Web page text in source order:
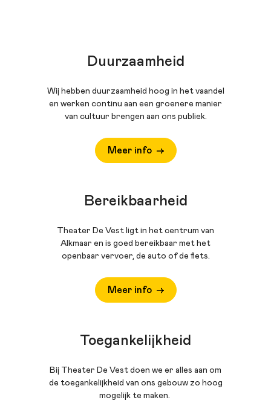
Duurzaamheid
Wij hebben duurzaamheid hoog in het vaandel
en werken continu aan een groenere manier
van cultuur brengen aan ons publiek.
Meer info
Bereikbaarheid
Theater De Vest ligt in het centrum van
Alkmaar en is goed bereikbaar met het
openbaar vervoer, de auto of de fiets.
Meer info
Toegankelijkheid
Bij Theater De Vest doen we er alles aan om
de toegankelijkheid van ons gebouw zo hoog
mogelijk te maken.